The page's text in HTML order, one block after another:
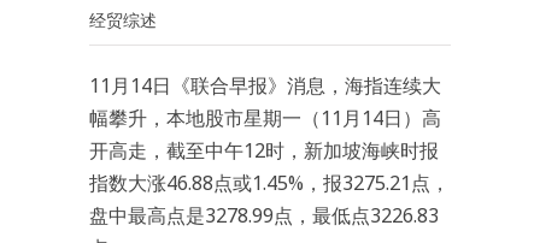
经贸综述
11月14日《联合早报》消息，海指连续大
幅攀升，本地股市星期一（11月14日）高
开高走，截至中午12时，新加坡海峡时报
指数大涨46.88点或1.45%，报3275.21点，
盘中最高点是3278.99点，最低点3226.83